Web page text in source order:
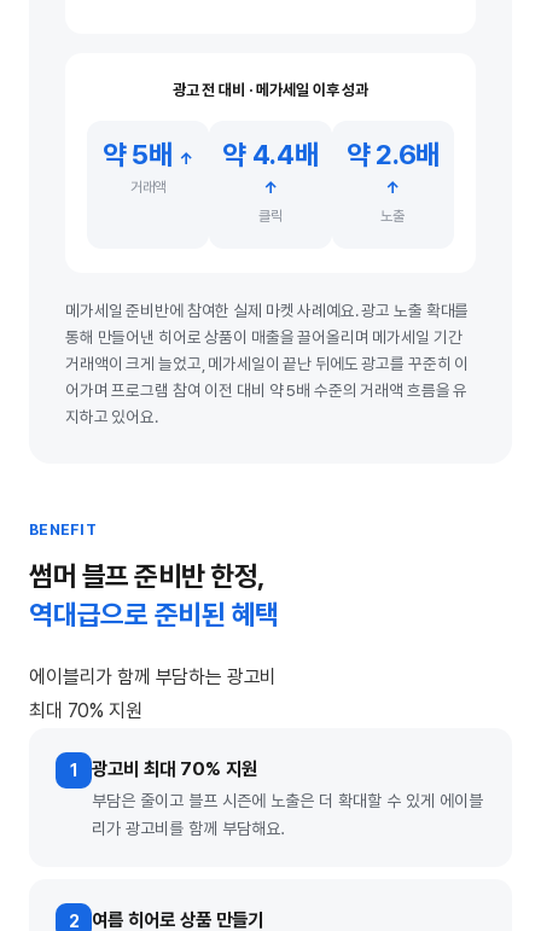
광고 전 대비 · 메가세일 이후 성과
약 5배 ↑
거래액
약 4.4배
↑
클릭
약 2.6배
↑
노출
메가세일 준비반에 참여한 실제 마켓 사례예요. 광고 노출 확대를
통해 만들어낸 히어로 상품이 매출을 끌어올리며 메가세일 기간
거래액이 크게 늘었고, 메가세일이 끝난 뒤에도 광고를 꾸준히 이
어가며 프로그램 참여 이전 대비 약 5배 수준의 거래액 흐름을 유
지하고 있어요.
BENEFIT
썸머 블프 준비반 한정,
역대급으로 준비된 혜택
에이블리가 함께 부담하는 광고비
최대 70% 지원
1 광고비 최대 70% 지원
부담은 줄이고 블프 시즌에 노출은 더 확대할 수 있게 에이블
리가 광고비를 함께 부담해요.
2 여름 히어로 상품 만들기